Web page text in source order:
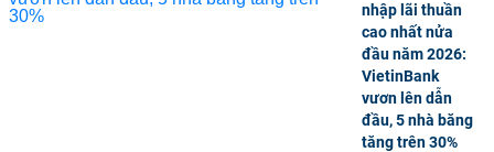
nhập lãi thuần
cao nhất nửa
đầu năm 2026:
VietinBank
vươn lên dẫn
đầu, 5 nhà băng
tăng trên 30%